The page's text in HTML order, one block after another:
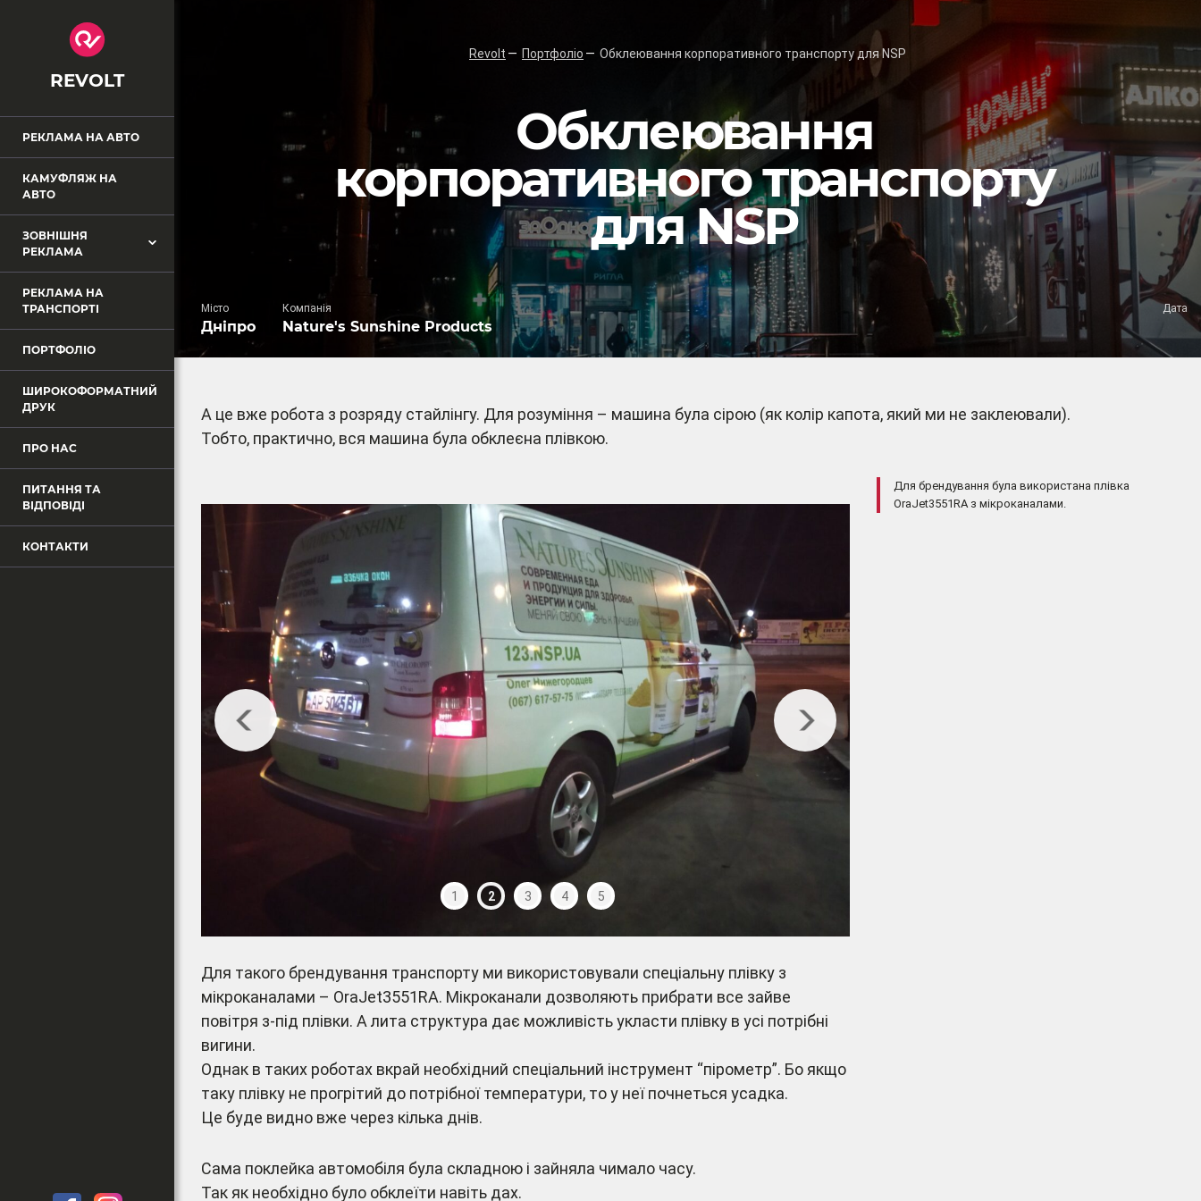
REVOLT
РЕКЛАМА НА АВТО
КАМУФЛЯЖ НА
АВТО
ЗОВНІШНЯ
РЕКЛАМА
РЕКЛАМА НА
ТРАНСПОРТІ
ПОРТФОЛІО
ШИРОКОФОРМАТНИЙ
ДРУК
ПРО НАС
ПИТАННЯ ТА
ВІДПОВІДІ
КОНТАКТИ
Revolt Портфоліо Обклеювання корпоративного транспорту для NSP
Обклеювання
корпоративного транспорту
для NSP
Місто
Дніпро
Компанія
Nature's Sunshine Products
Дата
А це вже робота з розряду стайлінгу. Для розуміння – машина була сірою (як колір капота, який ми не заклеювали).
Тобто, практично, вся машина була обклеєна плівкою.
1 2 3 4 5
Для такого брендування транспорту ми використовували спеціальну плівку з
мікроканалами – OraJet3551RA. Мікроканали дозволяють прибрати все зайве
повітря з-під плівки. А лита структура дає можливість укласти плівку в усі потрібні
вигини.
Однак в таких роботах вкрай необхідний спеціальний інструмент “пірометр”. Бо якщо
таку плівку не прогрітий до потрібної температури, то у неї почнеться усадка.
Це буде видно вже через кілька днів.
Сама поклейка автомобіля була складною і зайняла чимало часу.
Так як необхідно було обклеїти навіть дах.
Для брендування була використана плівка
OraJet3551RA з мікроканалами.